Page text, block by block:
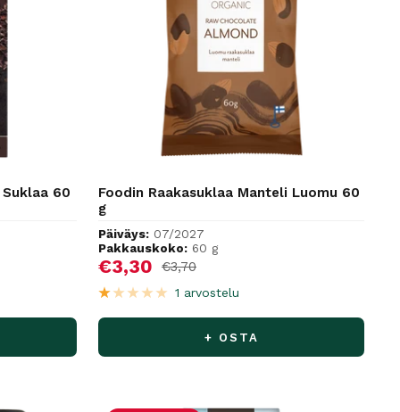
60
Foodin Raakasuklaa Manteli Luomu 60
g
Päiväys: 07/2027
Pakkauskoko: 60 g
Alennushinta
€3,30 Normaalihinta
€3,70
1 arvostelu
+ OSTA